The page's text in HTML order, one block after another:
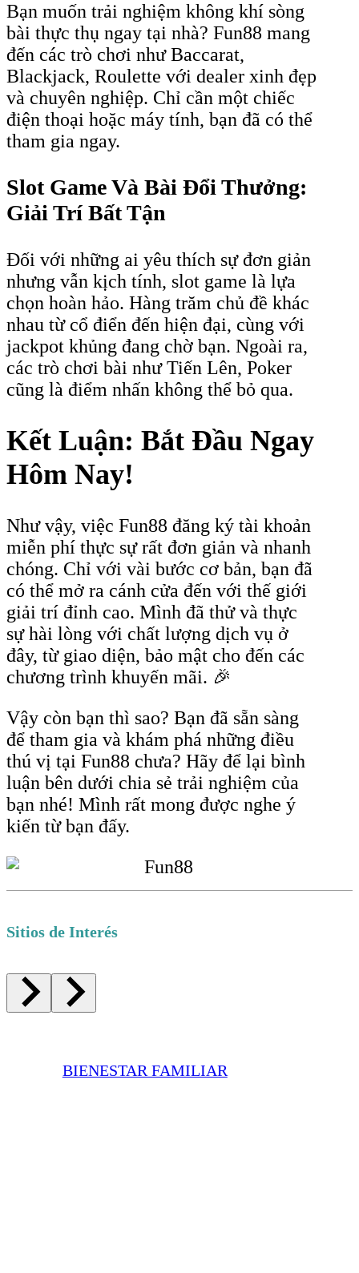
Bạn muốn trải nghiệm không khí sòng
bài thực thụ ngay tại nhà? Fun88 mang
đến các trò chơi như Baccarat,
Blackjack, Roulette với dealer xinh đẹp
và chuyên nghiệp. Chỉ cần một chiếc
điện thoại hoặc máy tính, bạn đã có thể
tham gia ngay.
Slot Game Và Bài Đổi Thưởng:
Giải Trí Bất Tận
Đối với những ai yêu thích sự đơn giản
nhưng vẫn kịch tính, slot game là lựa
chọn hoàn hảo. Hàng trăm chủ đề khác
nhau từ cổ điển đến hiện đại, cùng với
jackpot khủng đang chờ bạn. Ngoài ra,
các trò chơi bài như Tiến Lên, Poker
cũng là điểm nhấn không thể bỏ qua.
Kết Luận: Bắt Đầu Ngay
Hôm Nay!
Như vậy, việc Fun88 đăng ký tài khoản
miễn phí thực sự rất đơn giản và nhanh
chóng. Chỉ với vài bước cơ bản, bạn đã
có thể mở ra cánh cửa đến với thế giới
giải trí đỉnh cao. Mình đã thử và thực
sự hài lòng với chất lượng dịch vụ ở
đây, từ giao diện, bảo mật cho đến các
chương trình khuyến mãi. 🎉
Vậy còn bạn thì sao? Bạn đã sẵn sàng
để tham gia và khám phá những điều
thú vị tại Fun88 chưa? Hãy để lại bình
luận bên dưới chia sẻ trải nghiệm của
bạn nhé! Mình rất mong được nghe ý
kiến từ bạn đấy.
Sitios de Interés
BIENESTAR FAMILIAR